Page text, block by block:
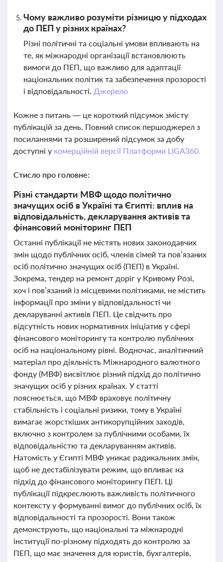
Чому важливо розуміти різницю у підходах
до ПЕП у різних країнах?
Різні політичні та соціальні умови впливають на
те, як міжнародні організації встановлюють
вимоги до ПЕП, що важливо для адаптації
національних політик та забезпечення прозорості
і відповідальності. Джерело
Кожне з питань — це короткий підсумок змісту
публікацій за день. Повний список першоджерел з
посиланнями та розширений підсумок за добу
доступні у комерційній версії Платформи LIGA360.
Стисло про головне:
Різні стандарти МВФ щодо політично
значущих осіб в Україні та Єгипті: вплив на
відповідальність, декларування активів та
фінансовий моніторинг ПЕП
Останні публікації не містять нових законодавчих
змін щодо публічних осіб, членів сімей та пов’язаних
осіб політично значущих осіб (ПЕП) в Україні.
Зокрема, тендер на ремонт доріг у Кривому Розі,
хоч і пов’язаний із місцевими політиками, не містить
інформації про зміни у відповідальності чи
декларуванні активів ПЕП. Це свідчить про
відсутність нових нормативних ініціатив у сфері
фінансового моніторингу та контролю публічних
осіб на національному рівні. Водночас, аналітичний
матеріал про діяльність Міжнародного валютного
фонду (МВФ) висвітлює різний підхід до політично
значущих осіб у різних країнах. У статті
пояснюється, що МВФ враховує політичну
стабільність і соціальні ризики, тому в Україні
вимагає жорсткіших антикорупційних заходів,
включно з контролем за публічними особами, їх
відповідальністю та декларуванням активів.
Натомість у Єгипті МВФ уникає радикальних змін,
щоб не дестабілізувати режим, що впливає на
підхід до фінансового моніторингу ПЕП. Ці
публікації підкреслюють важливість політичного
контексту у формуванні вимог до публічних осіб, їх
відповідальності та прозорості. Вони також
демонструють, що національні та міжнародні
інституції по-різному підходять до контролю за
ПЕП, що має значення для юристів, бухгалтерів,